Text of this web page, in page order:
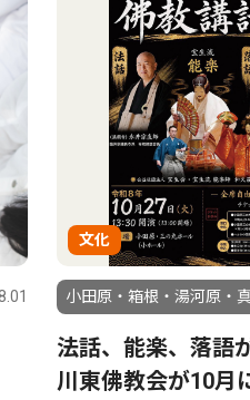
文化
小田原・箱根・湯河原・
法話、能楽、落語
川東佛教会が10月